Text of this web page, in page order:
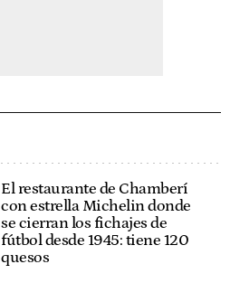
El restaurante de Chamberí
con estrella Michelin donde
se cierran los fichajes de
fútbol desde 1945: tiene 120
quesos